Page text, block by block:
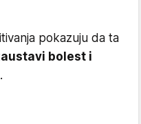
pokazuju da ta
bolest i